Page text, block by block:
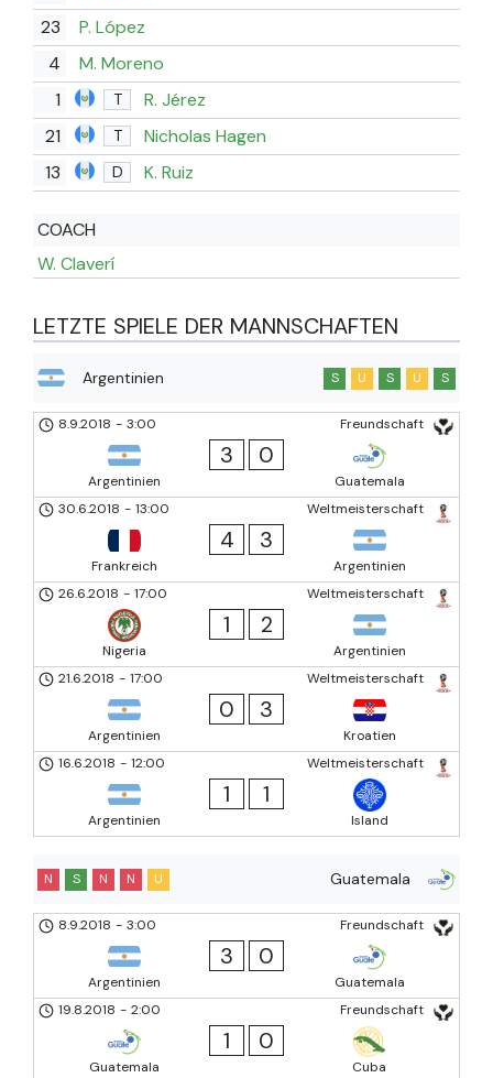
23
P. López
4
M. Moreno
1
T
R. Jérez
21
T
Nicholas Hagen
13
D K. Ruiz
COACH
W. Claverí
LETZTE SPIELE DER MANNSCHAFTEN
Argentinien S U S U S
Freundschaft
8.9.2018 - 3:00
Argentinien
3 0
Guatemala
Weltmeisterschaft
30.6.2018 - 13:00
Frankreich
4 3
Argentinien
Weltmeisterschaft
26.6.2018 - 17:00
Nigeria
1 2
Argentinien
Weltmeisterschaft
21.6.2018 - 17:00
Argentinien
0 3
Kroatien
Weltmeisterschaft
16.6.2018 - 12:00
Argentinien
1 1
Island
Guatemala
N S N N U
Freundschaft
8.9.2018 - 3:00
Argentinien
3 0
Guatemala
Freundschaft
19.8.2018 - 2:00
Guatemala
1 0
Cuba